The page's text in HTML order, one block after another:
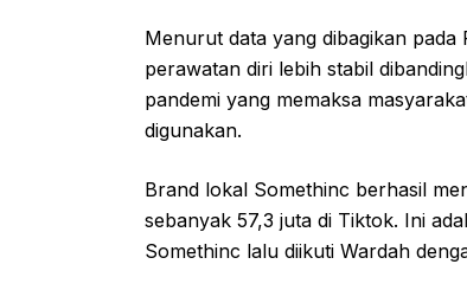
Menurut data yang dibagikan
perawatan diri lebih stabil
pandemi yang memaksa
digunakan.
Brand lokal Somethinc berhasil
sebanyak 57,3 juta di Tiktok. Ini
Somethinc lalu diikuti Wardah